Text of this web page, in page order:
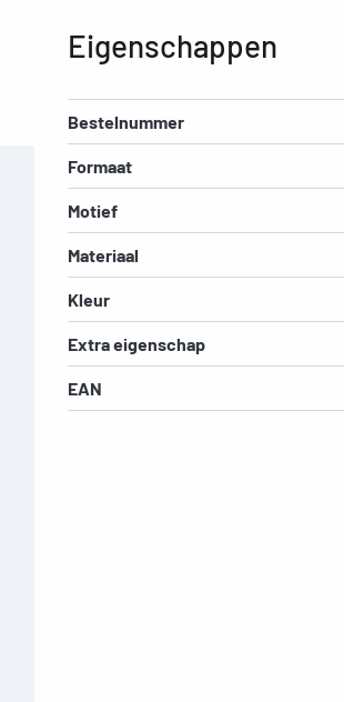
Eigenschappen
Bestelnummer
Formaat
Motief
Materiaal
Kleur
Extra eigenschap
EAN